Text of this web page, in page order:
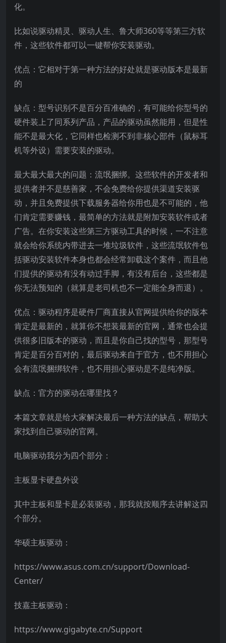
化。
比如说驱动精灵、驱动人生、鲁大师360等等第三方软
件，这些软件都可以一键帮你安装驱动。
优点：它相对于第一种方法的好处就是驱动版本是最新
的
缺点：型号识别不是百分百准确的，有可能给你型号的
硬件装上了同系列产品，产品的驱动虽然能用，但是性
能不是最大化，它同样也检测不到非核心部件（鼠标耳
机等外设）需要安装的驱动。
最大最大最大的问题：流氓捆绑。这些软件的开发者和
提供者并不是慈善家，不会免费给你提供渠道安装驱
动，并且免费提供下载服务器给你用也是不可能的，他
们肯定需要赚钱，最简单的方法就是附加安装软件或者
广告。在你安装这些第三方驱动工具的时候，一不注意
就会给你系统内带进去一堆垃圾软件，这些流氓软件包
括驱动安装软件本身也都会经常卸载这个案件，而且他
们提供的驱动有没有动过手脚，有没有后台，这些都是
你无法预知的（就算是老司机也不一定能全身而退）。
优点：驱动程序是硬件厂商直接从官网提供给你的版本
肯定是最新的，就算你不想装最新的官网，通常也会提
供很多旧版本的驱动，而且是你自己找的型号，那型号
肯定是百分百对的，最后驱动来自于官方，也不用担心
会有流氓捆绑软件，也不用担心驱动是不是纯净版。
缺点：官方的驱动在哪里找？
本篇文章就是给大家解决最后一种方法的缺点，帮助大
家找到自己驱动的官网。
电脑驱动我分为四个部分：
主板显卡硬盘外设
其中主板和显卡是必装驱动，那我就按顺序去讲解这四
个部分。
华硕主板驱动：
https://www.asus.com.cn/support/Download-
Center/
技嘉主板驱动：
https://www.gigabyte.cn/Support